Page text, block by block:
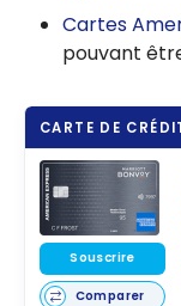
Cartes
pouvant
CARTE DE
Souscrire
Comparer